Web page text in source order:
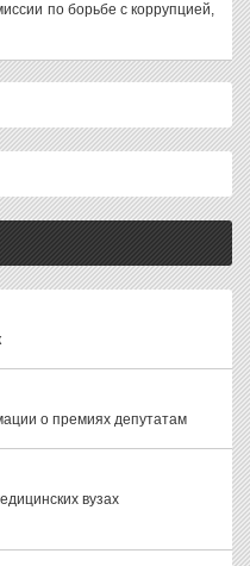
по борьбе с коррупцией,
о премиях депутатам
вузах